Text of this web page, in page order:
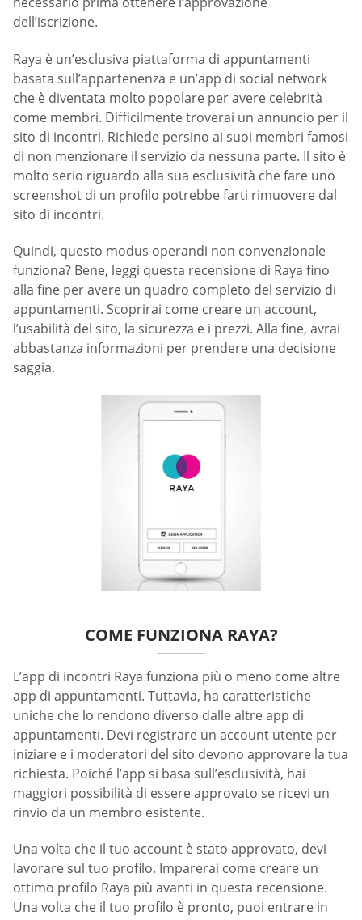
dell’iscrizione.
Raya è un’esclusiva piattaforma di appuntamenti
basata sull’appartenenza e un’app di social network
che è diventata molto popolare per avere celebrità
come membri. Difficilmente troverai un annuncio per il
sito di incontri. Richiede persino ai suoi membri famosi
di non menzionare il servizio da nessuna parte. Il sito è
molto serio riguardo alla sua esclusività che fare uno
screenshot di un profilo potrebbe farti rimuovere dal
sito di incontri.
Quindi, questo modus operandi non convenzionale
funziona? Bene, leggi questa recensione di Raya fino
alla fine per avere un quadro completo del servizio di
appuntamenti. Scoprirai come creare un account,
l’usabilità del sito, la sicurezza e i prezzi. Alla fine, avrai
abbastanza informazioni per prendere una decisione
saggia.
COME FUNZIONA RAYA?
L’app di incontri Raya funziona più o meno come altre
app di appuntamenti. Tuttavia, ha caratteristiche
uniche che lo rendono diverso dalle altre app di
appuntamenti. Devi registrare un account utente per
iniziare e i moderatori del sito devono approvare la tua
richiesta. Poiché l’app si basa sull’esclusività, hai
maggiori possibilità di essere approvato se ricevi un
rinvio da un membro esistente.
Una volta che il tuo account è stato approvato, devi
lavorare sul tuo profilo. Imparerai come creare un
ottimo profilo Raya più avanti in questa recensione.
Una volta che il tuo profilo è pronto, puoi entrare in